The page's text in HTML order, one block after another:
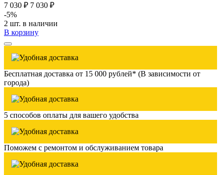
7 030 ₽ 7 030 ₽
-5%
2 шт. в наличии
В корзину
Бесплатная доставка от 15 000 рублей* (В зависимости от
города)
5 способов оплаты для вашего удобства
Поможем с ремонтом и обслуживанием товара